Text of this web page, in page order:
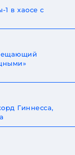
в хаосе с
Гиннесса,